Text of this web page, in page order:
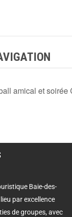
amical et soirée
Baie-des-
par excellence
de groupes, avec